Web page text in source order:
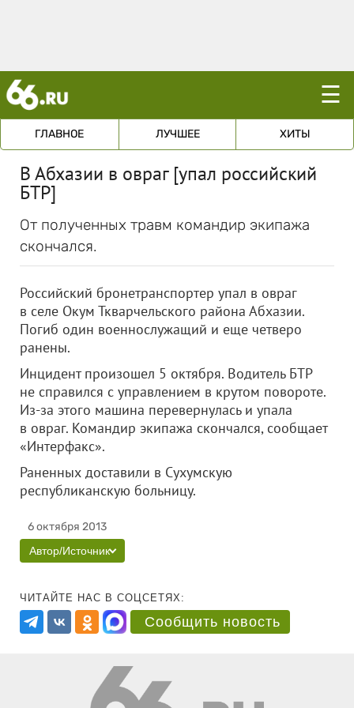
☰
ГЛАВНОЕ ЛУЧШЕЕ ХИТЫ
В Абхазии в овраг [упал российский
БТР]
От полученных травм командир экипажа
скончался.
Российский бронетранспортер упал в овраг
в селе Окум Ткварчельского района Абхазии.
Погиб один военнослужащий и еще четверо
ранены.
Инцидент произошел 5 октября. Водитель БТР
не справился с управлением в крутом повороте.
Из-за этого машина перевернулась и упала
в овраг. Командир экипажа скончался, сообщает
«Интерфакс».
Раненных доставили в Сухумскую
республиканскую больницу.
6 октября 2013
Автор/Источник
ЧИТАЙТЕ НАС В СОЦСЕТЯХ:
Сообщить новость